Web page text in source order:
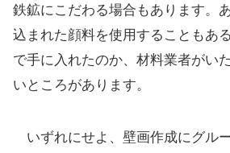
鉄鉱にこだわる場合もあります。
込まれた顔料を使用することもあ
で手に入れたのか、材料業者がい
いところがあります。
いずれにせよ、壁画作成にグル